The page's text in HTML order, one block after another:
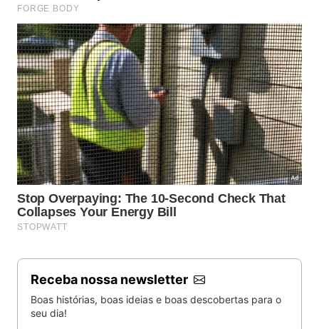
Receba nossa newsletter
Boas histórias, boas ideias e boas descobertas para o
seu dia!